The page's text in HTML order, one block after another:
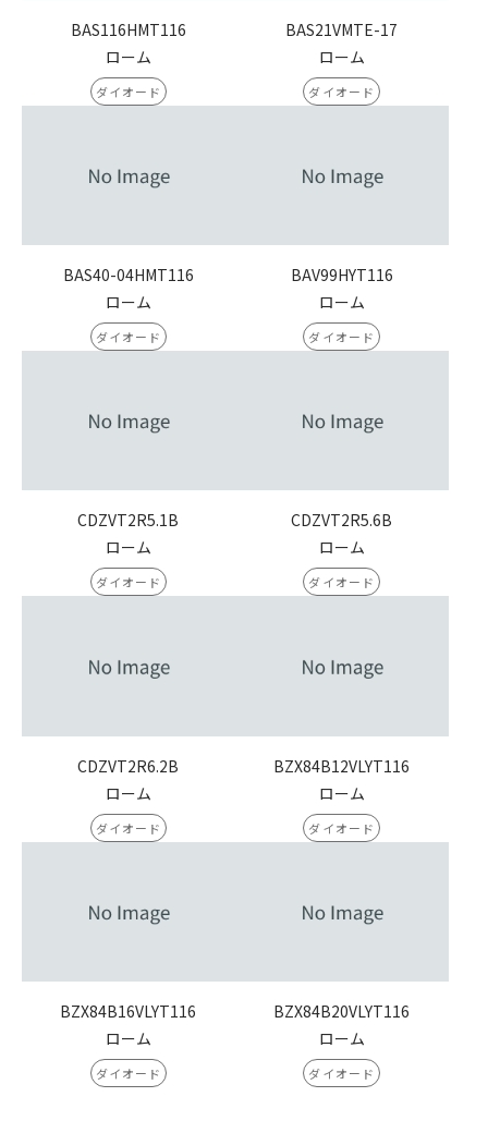
BAS116HMT116
ローム
ダイオード
BAS21VMTE-17
ローム
ダイオード
BAS40-04HMT116
ローム
ダイオード
BAV99HYT116
ローム
ダイオード
CDZVT2R5.1B
ローム
ダイオード
CDZVT2R5.6B
ローム
ダイオード
CDZVT2R6.2B
ローム
ダイオード
BZX84B12VLYT116
ローム
ダイオード
BZX84B16VLYT116
ローム
ダイオード
BZX84B20VLYT116
ローム
ダイオード